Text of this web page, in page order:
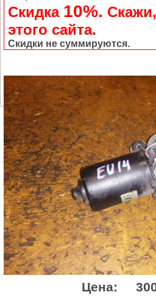
Скидка 10%.
этого сайта.
Скидки не суммируются.
Цена: